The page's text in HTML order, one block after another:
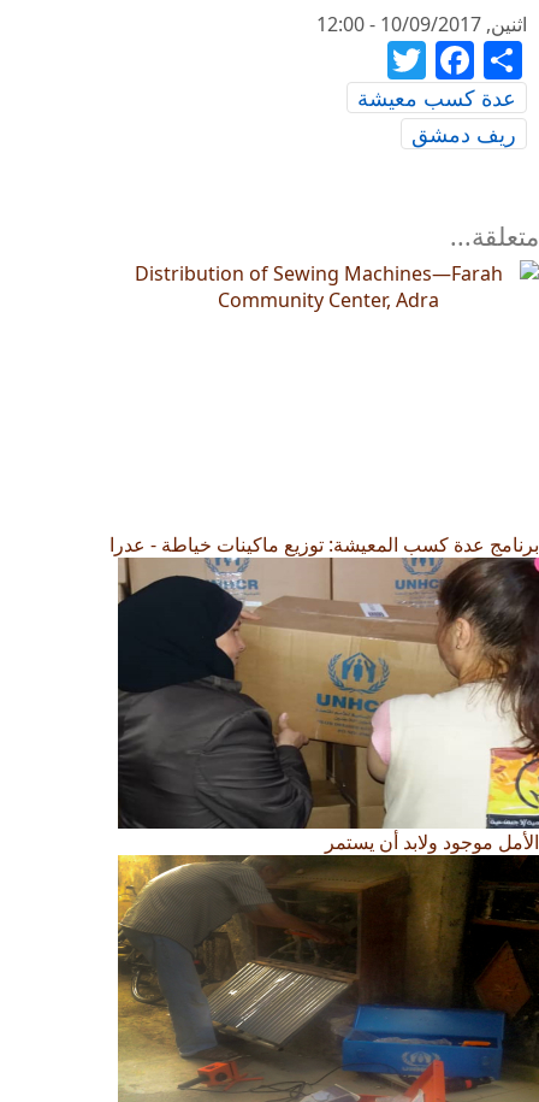
اثنين, 10/09/2017 - 12:00
Share
Facebook
عدة كسب معيشة
ريف دمشق
متعلقة...
برنامج عدة كسب المعيشة: توزيع ماكينات خياطة - عدرا
الأمل موجود ولابد أن يستمر